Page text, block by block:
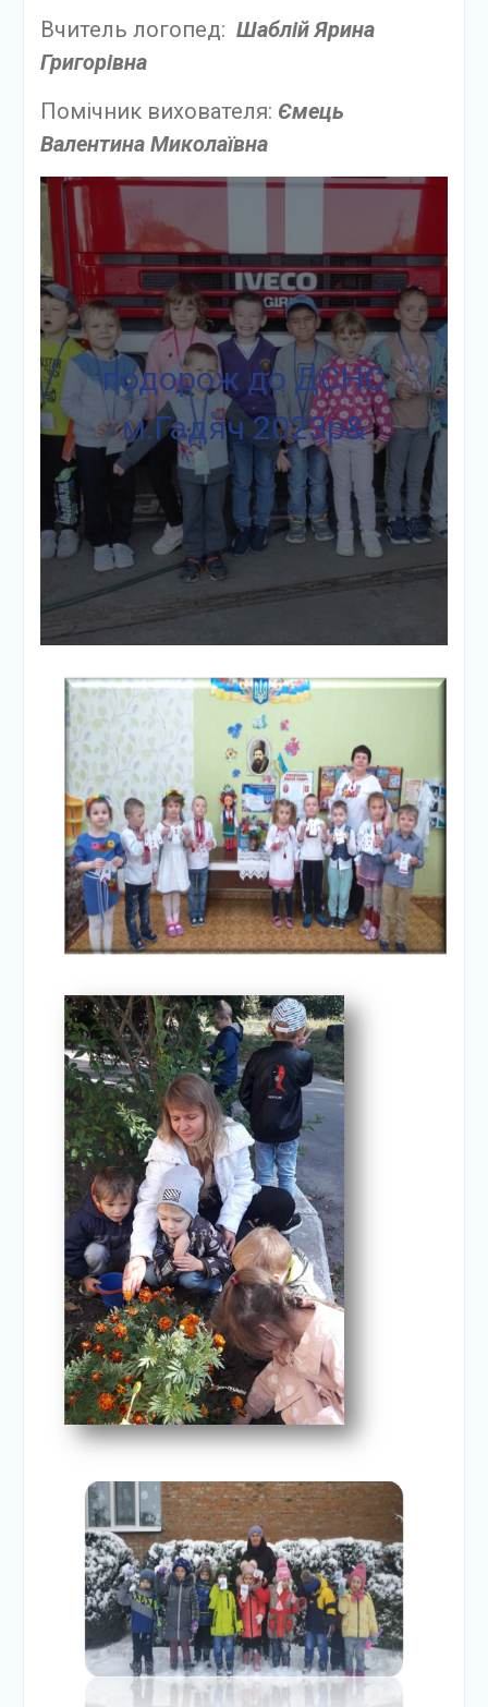
Вчитель логопед: Шаблій Ярина
Григорівна
Помічник вихователя: Ємець
Валентина Миколаївна
подорож до ДСНС
м.Гадяч 2023р&